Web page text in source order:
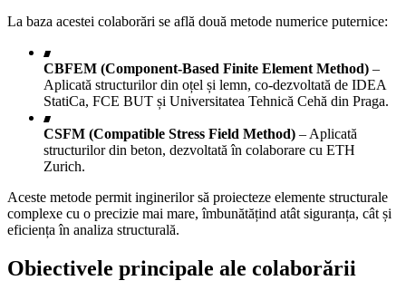
La baza acestei colaborări se află două metode numerice puternice:
CBFEM (Component-Based Finite Element Method) –
Aplicată structurilor din oțel și lemn, co-dezvoltată de IDEA
StatiCa, FCE BUT și Universitatea Tehnică Cehă din Praga.
CSFM (Compatible Stress Field Method) – Aplicată
structurilor din beton, dezvoltată în colaborare cu ETH
Zurich.
Aceste metode permit inginerilor să proiecteze elemente structurale
complexe cu o precizie mai mare, îmbunătățind atât siguranța, cât și
eficiența în analiza structurală.
Obiectivele principale ale colaborării